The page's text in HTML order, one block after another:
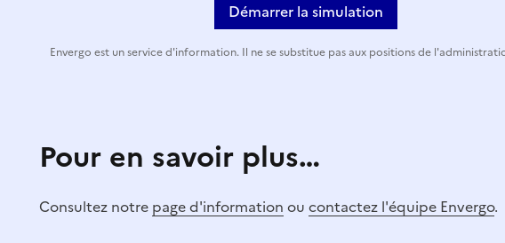
Démarrer la simulation
Envergo est un service d'information. Il ne se substitue pas aux positions de
Pour en savoir plus…
Consultez notre page d'information ou contactez l'équipe Envergo.